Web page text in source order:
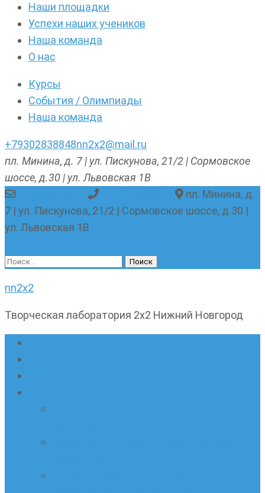
Наши площадки
Успехи наших учеников
Наша команда
О нас
Курсы
События / Олимпиады
Наша команда
+79302838848nn2x2@mail.ru
пл. Минина, д. 7 | ул. Пискунова, 21/2 | Сормовское
шоссе, д.30 | ул. Львовская 1В
пл. Минина, д.
7 | ул. Пискунова, 21/2 | Сормовское шоссе, д.30 |
ул. Львовская 1В
Найти:
nn2x2
Творческая лаборатория 2х2 Нижний Новгород